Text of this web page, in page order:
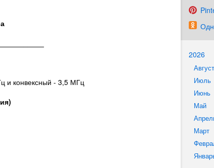
2026
Август
Июль
Июнь
Май
Март
и конвексный - 3,5 МГц